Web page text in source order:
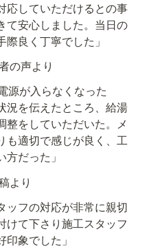
応していただけるとの事
て安心しました。当日の
良く丁寧でした」
の声より
源が入らなくなった
況を伝えたところ、給湯
整をしていただいた。メ
も適切で感じが良く、工
だった」
より
ッフの対応が非常に親切
けて下さり施工スタッフ
象でした」